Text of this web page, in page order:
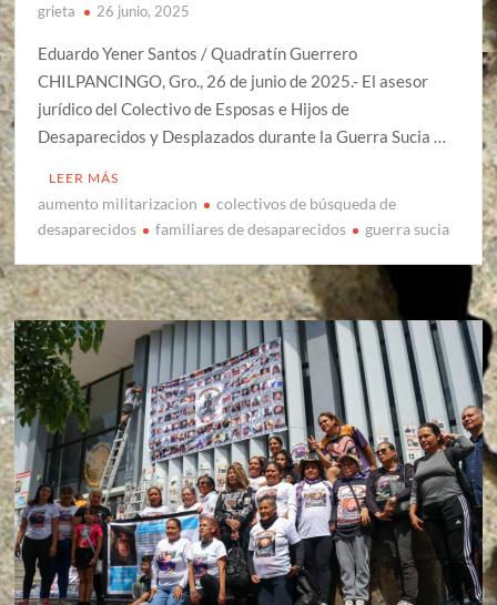
grieta 26 junio, 2025
Eduardo Yener Santos / Quadratín Guerrero
CHILPANCINGO, Gro., 26 de junio de 2025.- El asesor
jurídico del Colectivo de Esposas e Hijos de
Desaparecidos y Desplazados durante la Guerra Sucia …
LEER MÁS
aumento militarizacion
colectivos de búsqueda de
desaparecidos
familiares de desaparecidos guerra sucia